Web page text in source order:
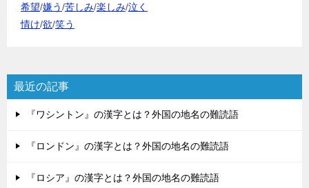
希望/嫌う/苦しみ/楽しみ/泣く
情け/欲/笑う
最近の記事
『ワシントン』の漢字とは？外国の地名の難読語
『ロンドン』の漢字とは？外国の地名の難読語
『ロシア』の漢字とは？外国の地名の難読語